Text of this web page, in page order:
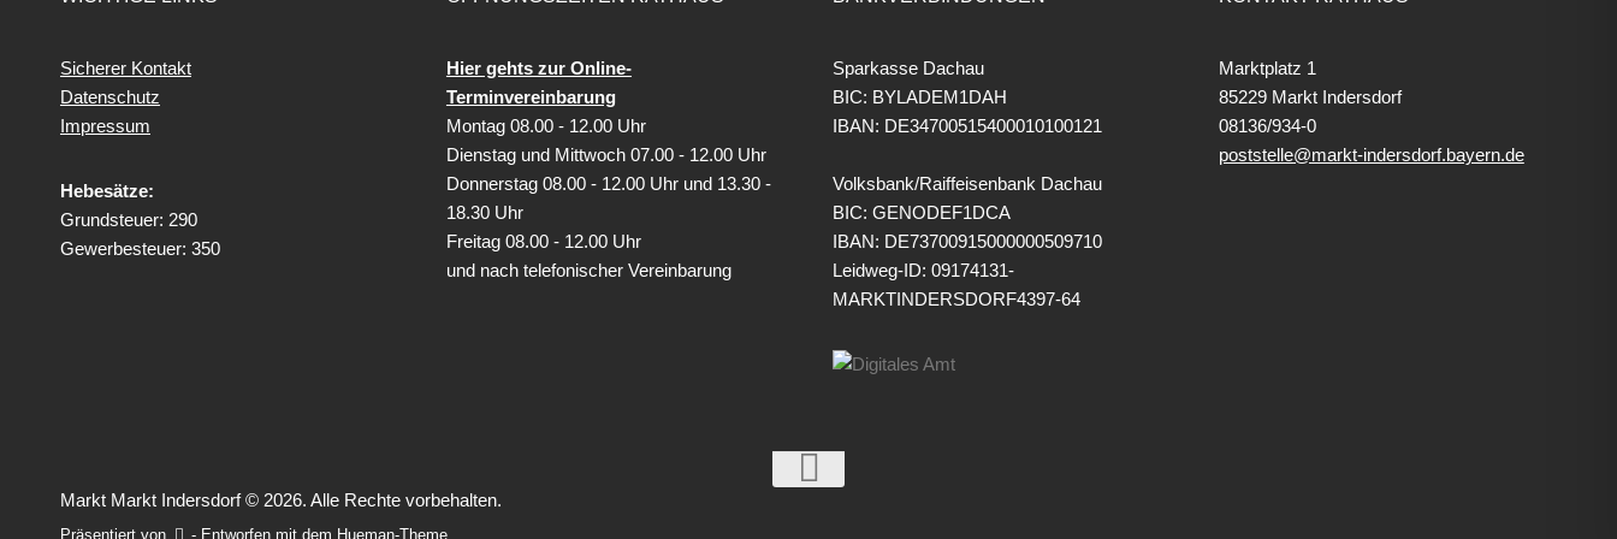
Sicherer Kontakt
Datenschutz
Impressum
Hebesätze:
Grundsteuer: 290
Gewerbesteuer: 350
Hier gehts zur Online-
Terminvereinbarung
Montag 08.00 - 12.00 Uhr
Dienstag und Mittwoch 07.00 - 12.00 Uhr
Donnerstag 08.00 - 12.00 Uhr und 13.30 -
18.30 Uhr
Freitag 08.00 - 12.00 Uhr
und nach telefonischer Vereinbarung
Sparkasse Dachau
BIC: BYLADEM1DAH
IBAN: DE34700515400010100121
Volksbank/Raiffeisenbank Dachau
BIC: GENODEF1DCA
IBAN: DE73700915000000509710
Leidweg-ID: 09174131-
MARKTINDERSDORF4397-64
Marktplatz 1
85229 Markt Indersdorf
08136/934-0
poststelle@markt-indersdorf.bayern.de
Markt Markt Indersdorf © 2026. Alle Rechte vorbehalten.
Präsentiert von - Entworfen mit dem Hueman-Theme